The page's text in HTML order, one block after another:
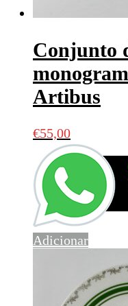
Conjunto
Artibus
€55,00
Adicionar